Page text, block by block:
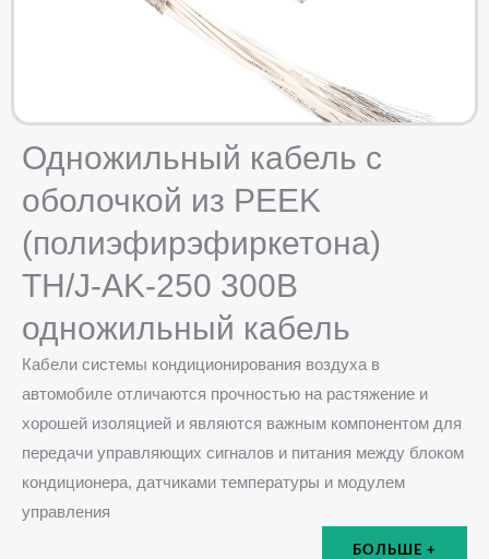
Одножильный кабель с
оболочкой из PEEK
(полиэфирэфиркетона)
TH/J-AK-250 300В
одножильный кабель
Кабели системы кондиционирования воздуха в
автомобиле отличаются прочностью на растяжение и
хорошей изоляцией и являются важным компонентом для
передачи управляющих сигналов и питания между блоком
кондиционера, датчиками температуры и модулем
управления
БОЛЬШЕ +